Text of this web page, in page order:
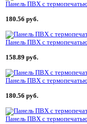
Панель ПВХ с
180.56 руб.
Панель ПВХ с
158.89 руб.
Панель ПВХ с
180.56 руб.
Панель ПВХ с